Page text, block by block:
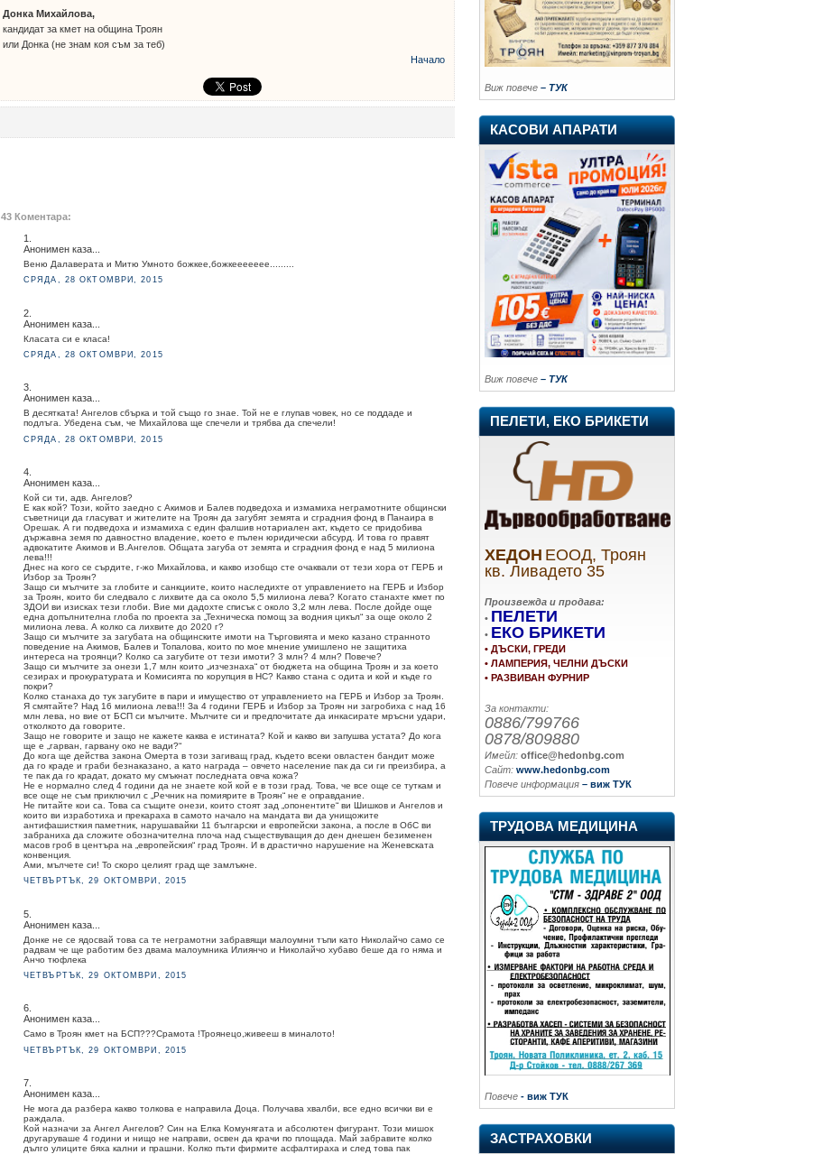
Донка Михайлова,
кандидат за кмет на община Троян
или Донка (не знам коя съм за теб)
Начало
43 Коментара:
1.
Анонимен каза...
Веню Далаверата и Митю Умното божкее,божкеееееее.........
СРЯДА, 28 ОКТОМВРИ, 2015
2.
Анонимен каза...
Класата си е класа!
СРЯДА, 28 ОКТОМВРИ, 2015
3.
Анонимен каза...
В десятката! Ангелов сбърка и той също го знае. Той не е глупав човек, но се поддаде и
подлъга. Убедена съм, че Михайлова ще спечели и трябва да спечели!
СРЯДА, 28 ОКТОМВРИ, 2015
4.
Анонимен каза...
Кой си ти, адв. Ангелов?
Е как кой? Този, който заедно с Акимов и Балев подведоха и измамиха неграмотните общински
съветници да гласуват и жителите на Троян да загубят земята и сградния фонд в Панаира в
Орешак. А ги подведоха и измамиха с един фалшив нотариален акт, където се придобива
държавна земя по давностно владение, което е пълен юридически абсурд. И това го правят
адвокатите Акимов и В.Ангелов. Общата загуба от земята и сградния фонд е над 5 милиона
лева!!!
Днес на кого се сърдите, г-жо Михайлова, и какво изобщо сте очаквали от тези хора от ГЕРБ и
Избор за Троян?
Защо си мълчите за глобите и санкциите, които наследихте от управлението на ГЕРБ и Избор
за Троян, които би следвало с лихвите да са около 5,5 милиона лева? Когато станахте кмет по
ЗДОИ ви изисках тези глоби. Вие ми дадохте списък с около 3,2 млн лева. После дойде още
една допълнителна глоба по проекта за „Техническа помощ за водния цикъл“ за още около 2
милиона лева. А колко са лихвите до 2020 г?
Защо си мълчите за загубата на общинските имоти на Търговията и меко казано странното
поведение на Акимов, Балев и Топалова, които по мое мнение умишлено не защитиха
интереса на троянци? Колко са загубите от тези имоти? 3 млн? 4 млн? Повече?
Защо си мълчите за онези 1,7 млн които „изчезнаха“ от бюджета на община Троян и за което
сезирах и прокуратурата и Комисията по корупция в НС? Какво стана с одита и кой и къде го
покри?
Колко станаха до тук загубите в пари и имущество от управлението на ГЕРБ и Избор за Троян.
Я смятайте? Над 16 милиона лева!!! За 4 години ГЕРБ и Избор за Троян ни загробиха с над 16
млн лева, но вие от БСП си мълчите. Мълчите си и предпочитате да инкасирате мръсни удари,
отколкото да говорите.
Защо не говорите и защо не кажете каква е истината? Кой и какво ви запушва устата? До кога
ще е „гарван, гарвану око не вади?“
До кога ще действа закона Омерта в този загиващ град, където всеки овластен бандит може
да го краде и граби безнаказано, а като награда – овчето население пак да си ги преизбира, а
те пак да го крадат, докато му смъкнат последната овча кожа?
Не е нормално след 4 години да не знаете кой кой е в този град. Това, че все още се туткам и
все още не съм приключил с „Речник на помиярите в Троян“ не е оправдание.
Не питайте кои са. Това са същите онези, които стоят зад „опонентите“ ви Шишков и Ангелов и
които ви изработиха и прекараха в самото начало на мандата ви да унищожите
антифашисткия паметник, нарушавайки 11 български и европейски закона, а после в ОбС ви
забраниха да сложите обозначителна плоча над съществуващия до ден днешен безименен
масов гроб в центъра на „европейския“ град Троян. И в драстично нарушение на Женевската
конвенция.
Ами, мълчете си! То скоро целият град ще замлъкне.
ЧЕТВЪРТЪК, 29 ОКТОМВРИ, 2015
5.
Анонимен каза...
Донке не се ядосвай това са те неграмотни забравящи малоумни тъпи като Николайчо само се
радвам че ще работим без двама малоумника Илиянчо и Николайчо хубаво беше да го няма и
Анчо тюфлека
ЧЕТВЪРТЪК, 29 ОКТОМВРИ, 2015
6.
Анонимен каза...
Само в Троян кмет на БСП???Срамота !Троянецо,живееш в миналото!
ЧЕТВЪРТЪК, 29 ОКТОМВРИ, 2015
7.
Анонимен каза...
Не мога да разбера какво толкова е направила Доца. Получава хвалби, все едно всички ви е
раждала.
Кой назначи за Ангел Ангелов? Син на Елка Комунягата и абсолютен фигурант. Този мишок
другаруваше 4 години и нищо не направи, освен да крачи по площада. Май забравите колко
дълго улиците бяха кални и прашни. Колко пъти фирмите асфалтираха и след това пак
Виж повече – ТУК
КАСОВИ АПАРАТИ
Виж повече – ТУК
ПЕЛЕТИ, ЕКО БРИКЕТИ
ХЕДОН ЕООД, Троян
кв. Ливадето 35
Произвежда и продава:
• ПЕЛЕТИ
• ЕКО БРИКЕТИ
• ДЪСКИ, ГРЕДИ
• ЛАМПЕРИЯ, ЧЕЛНИ ДЪСКИ
• РАЗВИВАН ФУРНИР
За контакти:
0886/799766
0878/809880
Имейл: office@hedonbg.com
Сайт: www.hedonbg.com
Повече информация – виж ТУК
ТРУДОВА МЕДИЦИНА
Повече - виж ТУК
ЗАСТРАХОВКИ